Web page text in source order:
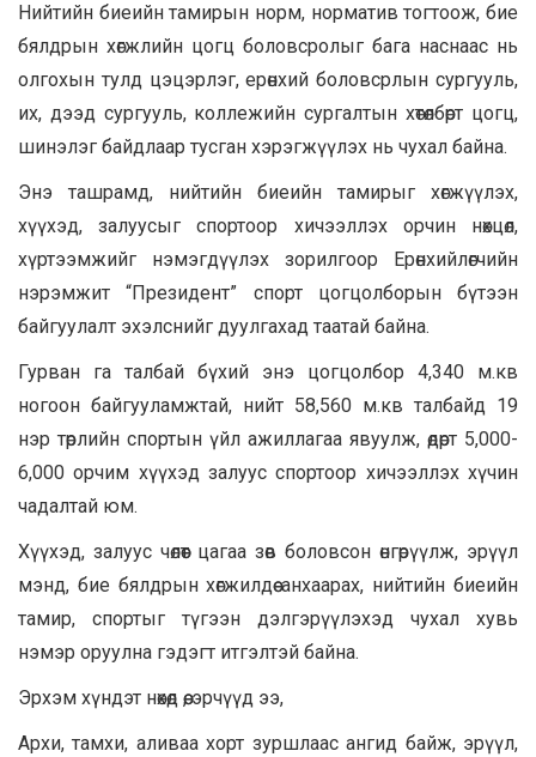
Нийтийн биеийн тамирын норм, норматив тогтоож, бие
бялдрын хөгжлийн цогц боловсролыг бага наснаас нь
олгохын тулд цэцэрлэг, ерөнхий боловсрлын сургууль,
их, дээд сургууль, коллежийн сургалтын хөтөлбөрт цогц,
шинэлэг байдлаар тусган хэрэгжүүлэх нь чухал байна.
Энэ ташрамд, нийтийн биеийн тамирыг хөгжүүлэх,
хүүхэд, залуусыг спортоор хичээллэх орчин нөхцөл,
хүртээмжийг нэмэгдүүлэх зорилгоор Ерөнхийлөгчийн
нэрэмжит “Президент” спорт цогцолборын бүтээн
байгуулалт эхэлснийг дуулгахад таатай байна.
Гурван га талбай бүхий энэ цогцолбор 4,340 м.кв
ногоон байгууламжтай, нийт 58,560 м.кв талбайд 19
нэр төрлийн спортын үйл ажиллагаа явуулж, өдөрт 5,000-
6,000 орчим хүүхэд залуус спортоор хичээллэх хүчин
чадалтай юм.
Хүүхэд, залуус чөлөөт цагаа зөв боловсон өнгөрүүлж, эрүүл
мэнд, бие бялдрын хөгжилдөө анхаарах, нийтийн биеийн
тамир, спортыг түгээн дэлгэрүүлэхэд чухал хувь
нэмэр оруулна гэдэгт итгэлтэй байна.
Эрхэм хүндэт нөхөд өө, эрчүүд ээ,
Архи, тамхи, аливаа хорт зуршлаас ангид байж, эрүүл,